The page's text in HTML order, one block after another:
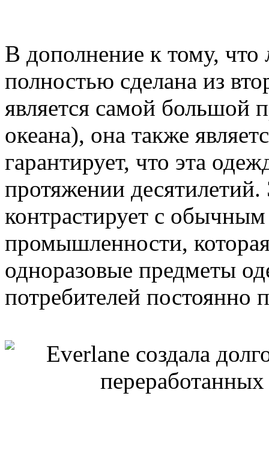
В дополнение к тому,
полностью сделана из
является самой большой
океана), она также
гарантирует, что эта
протяжении
контрастирует с
промышленности,
одноразовые предметы
потребителей постоянно